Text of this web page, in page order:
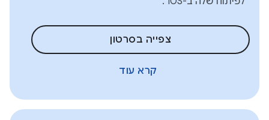
צפייה בסרטון
קרא עוד